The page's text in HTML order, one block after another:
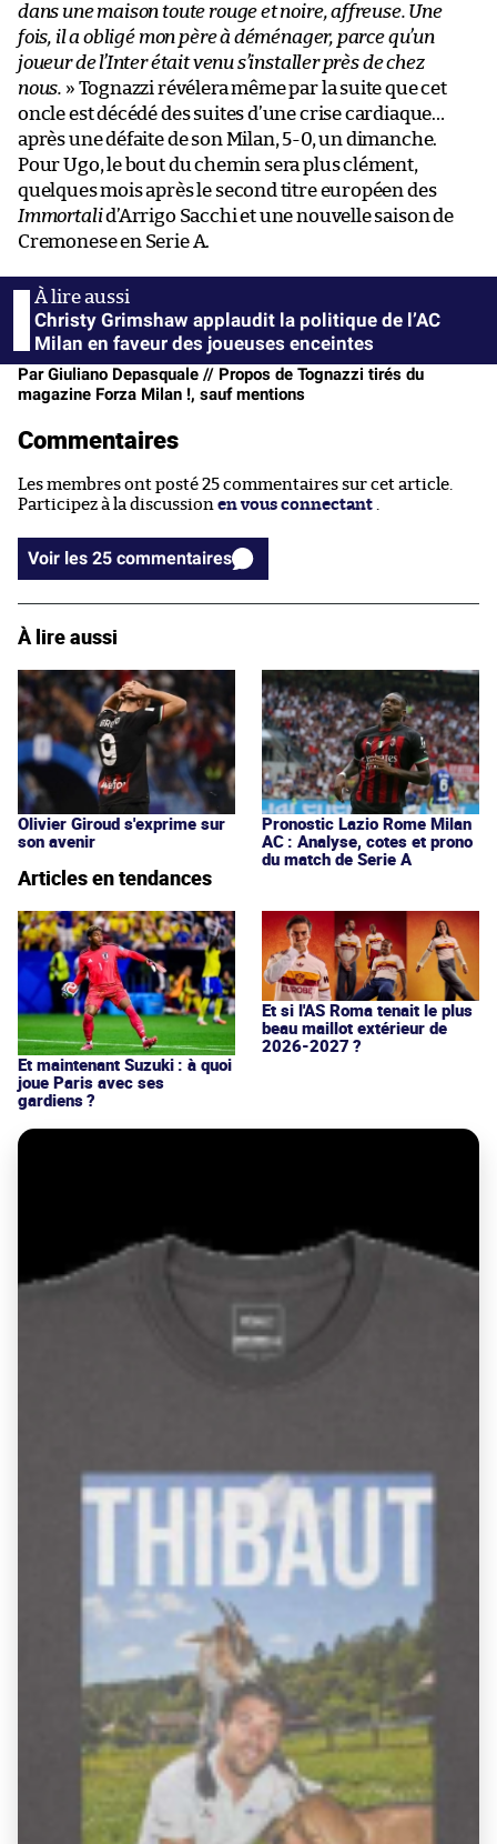
dans une maison toute rouge et noire, affreuse. Une
fois, il a obligé mon père à déménager, parce qu’un
joueur de l’Inter était venu s’installer près de chez
nous. » Tognazzi révélera même par la suite que cet
oncle est décédé des suites d’une crise cardiaque…
après une défaite de son Milan, 5-0, un dimanche.
Pour Ugo, le bout du chemin sera plus clément,
quelques mois après le second titre européen des
Immortalid’Arrigo Sacchi et une nouvelle saison de
Cremonese en Serie A.
Christy Grimshaw applaudit la politique de l’AC
Milan en faveur des joueuses enceintes
Par Giuliano Depasquale // Propos de Tognazzi tirés du
magazine Forza Milan !, sauf mentions
Commentaires
Les membres ont posté 25 commentaires sur cet article.
Participez à la discussion en vous connectant
Voir les 25 commentaires
À lire aussi
Olivier Giroud s'exprime sur
son avenir
Pronostic Lazio Rome Milan
AC : Analyse, cotes et prono
du match de Serie A
Articles en tendances
Et maintenant Suzuki : à quoi
joue Paris avec ses
gardiens ?
Et si l'AS Roma tenait le plus
beau maillot extérieur de
2026-2027 ?